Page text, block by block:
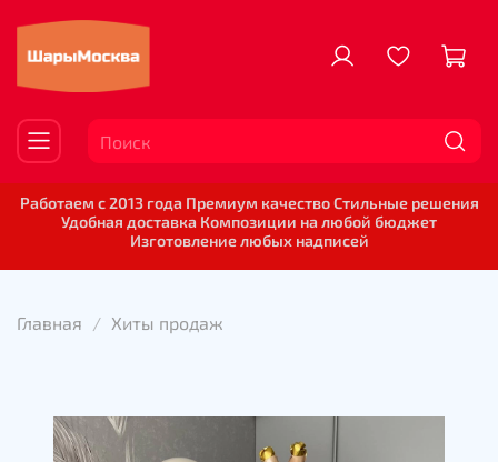
Работаем с 2013 года Премиум качество Стильные решения
Удобная доставка Композиции на любой бюджет
Изготовление любых надписей
Главная Хиты продаж